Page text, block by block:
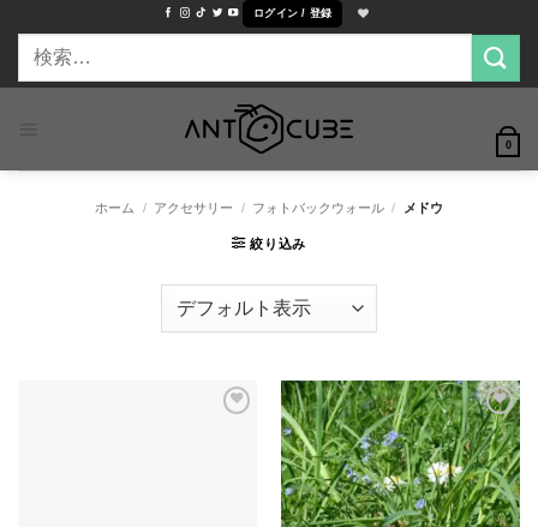
content
ログイン / 登録
0
ホーム / アクセサリー / フォトバックウォール / メドウ
絞り込み